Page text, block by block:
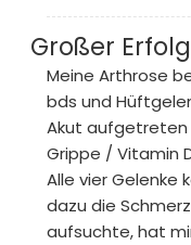
Großer Erfolg
Meine Arthrose
bds und
Akut aufgetreten
Grippe / Vitamin
Alle vier Gelenke
dazu die
aufsuchte, hat